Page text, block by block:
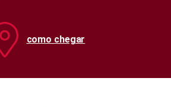
como chegar